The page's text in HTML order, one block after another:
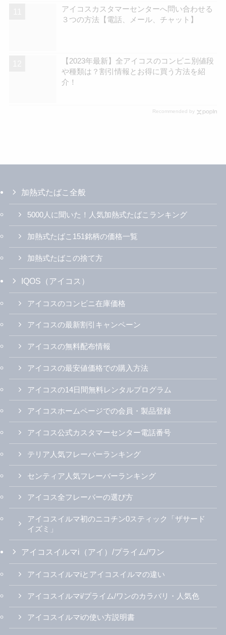
アイコスカスタマーセンターへ問い合わせる
３つの方法【電話、メール、チャット】
【2023年最新】全アイコスのコンビニ別値段
や種類は？割引情報とお得に買う方法を紹
介！
Recommended by
加熱式たばこ全般
5000人に聞いた！人気加熱式たばこランキング
加熱式たばこ151銘柄の価格一覧
加熱式たばこの捨て方
IQOS（アイコス）
アイコスのコンビニ在庫価格
アイコスの最新割引キャンペーン
アイコスの無料配布情報
アイコスの最安値価格での購入方法
アイコスの14日間無料レンタルプログラム
アイコスホームページでの会員・製品登録
アイコス公式カスタマーセンター電話番号
テリア人気フレーバーランキング
センティア人気フレーバーランキング
アイコス全フレーバーの選び方
アイコスイルマ初のニコチン0スティック「ザサード
イズミ」
アイコスイルマi（アイ）/プライム/ワン
アイコスイルマiとアイコスイルマの違い
アイコスイルマi/プライム/ワンのカラバリ・人気色
アイコスイルマiの使い方説明書